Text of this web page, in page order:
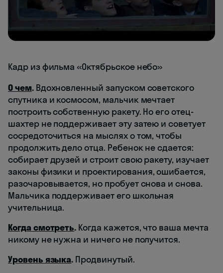
Кадр из фильма «Октябрьское небо»
О чем.Вдохновленный запуском советского
спутника и космосом, мальчик мечтает
построить собственную ракету. Но его отец-
шахтер не поддерживает эту затею и советует
сосредоточиться на мыслях о том, чтобы
продолжить дело отца. Ребенок не сдается:
собирает друзей и строит свою ракету, изучает
законы физики и проектирования, ошибается,
разочаровывается, но пробует снова и снова.
Мальчика поддерживает его школьная
учительница.
Когда смотреть. Когда кажется, что ваша мечта
никому не нужна и ничего не получится.
Уровень языка. Продвинутый.